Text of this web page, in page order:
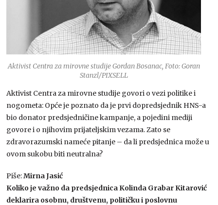
Aktivist Centra za mirovne studije Gordan Bosanac, Foto: Goran
Stanzl/PIXSELL
Aktivist Centra za mirovne studije govori o vezi politike i
nogometa: Opće je poznato da je prvi dopredsjednik HNS-a
bio donator predsjedničine kampanje, a pojedini mediji
govore i o njihovim prijateljskim vezama. Zato se
zdravorazumski nameće pitanje – da li predsjednica može u
ovom sukobu biti neutralna?
Piše:Mirna Jasić
Koliko je važno da predsjednica Kolinda Grabar Kitarović
deklarira osobnu, društvenu, političku i poslovnu